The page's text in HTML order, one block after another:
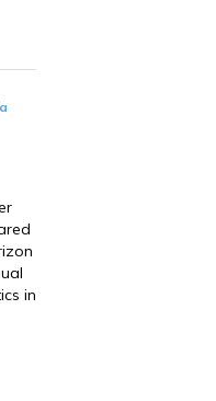
in